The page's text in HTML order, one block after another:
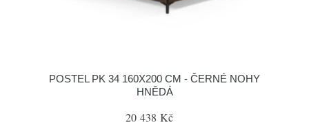
POSTEL PK 34 160X200 CM - ČERNÉ NOHY
HNĚDÁ
20 438 Kč